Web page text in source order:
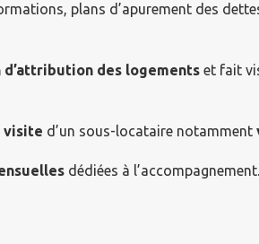
plans d’apurement des
d’attribution des logements et fait
visite d’un sous-locataire notamment
dédiées à l’accompagnement.